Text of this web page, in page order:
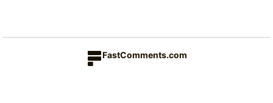
FastComments.com